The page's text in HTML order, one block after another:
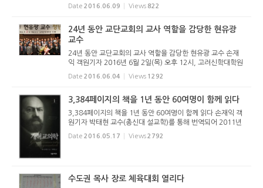
수하면서 감사예배와 함께 고신대학교 경건훈련원을 개원했
다. 1부 조성국 교목실장 사회로 진행된 감사예배에서 고신총
Date 2016.06.09 Views 822
24년 동안 교단교회의 교사 역할을 감당한 현유광
교수
24년 동안 교단교회의 교사 역할을 감당한 현유광 교수 손재
익 객원기자 2016년 6월 2일(목) 오후 12시, 고려신학대학원
대강당에서는 2016학년도 제1학기 종강 경건회와 함께 특별
한 행사가 열렸다. 지난 24년 간 교수로 봉사했던 현유광 교수
Date 2016.06.04 Views 1292
3,384페이지의 책을 1년 동안 60여명이 함께 읽다
3,384페이지의 책을 1년 동안 60여명이 함께 읽다 손재익 객
원기자 박태현 교수(총신대 설교학)를 통해 번역되어 2011년
부흥과개혁사를 통해 출판된 헤르만 바빙크의 ‘개혁교의학’을
강독(講讀)하는 모임이 있어 김포에 있는 주님의 보배교회당
Date 2016.05.17 Views2792
수도권 목사 장로 체육대회 열리다